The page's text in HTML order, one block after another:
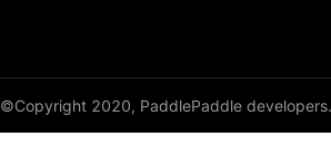
©Copyright 2020, PaddlePaddle developers.